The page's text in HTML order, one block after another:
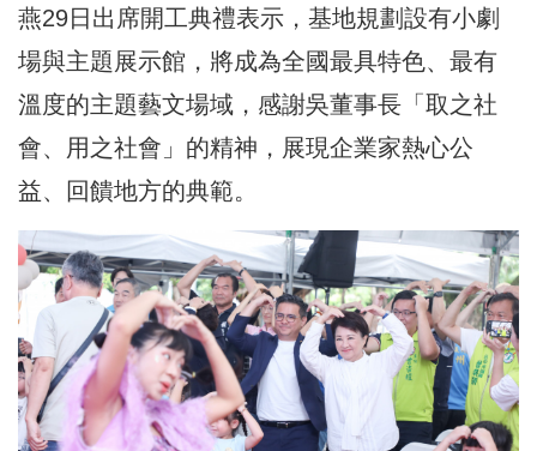
燕29日出席開工典禮表示，基地規劃設有小劇
場與主題展示館，將成為全國最具特色、最有
溫度的主題藝文場域，感謝吳董事長「取之社
會、用之社會」的精神，展現企業家熱心公
益、回饋地方的典範。